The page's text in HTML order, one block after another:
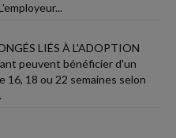
LIÉS À L'ADOPTION
peuvent bénéficier d'un
16, 18 ou 22 semaines selon